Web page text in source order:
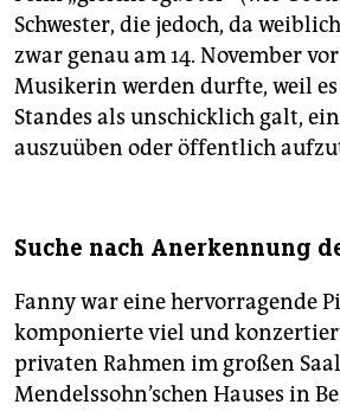
Schwester, die jedoch, da
zwar genau am 14. November
Musikerin werden durfte, weil
Standes als unschicklich galt,
auszuüben oder öffentlich
Suche nach Anerkennung
Fanny war eine hervorragende
komponierte viel und
privaten Rahmen im großen
Mendelssohn’schen Hauses in